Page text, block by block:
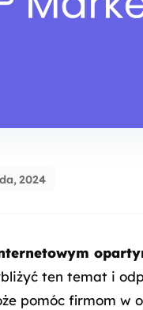
2024
ten temat i
pomóc firmom w